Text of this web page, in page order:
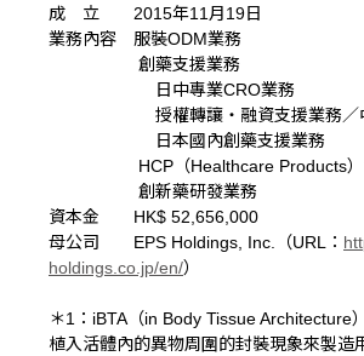
成 立 2015年11月19日
業務內容 服裝ODM業務
創藥支援業務
日中專業CRO業務
授權轉讓・融資支援業務／中
日本國內創藥支援業務
HCP（Healthcare Products）
創新藥研發業務
資本金 HK$ 52,656,000
母公司 EPS Holdings, Inc.（URL：
holdings.co.jp/en/）
＊1：iBTA（in Body Tissue Architecture
植入活體內的異物周圍的封裝現象來製造